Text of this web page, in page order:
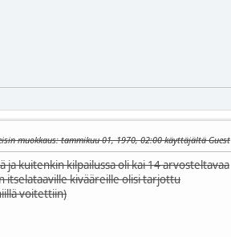
muokkaus: tammikuu 01, 1970, 02:00 käyttäjältä Guest
ja kuitenkin kilpailussa oli kai 14 arvosteltavaa
itselataaville kivääreille olisi tarjottu
voitettiin)